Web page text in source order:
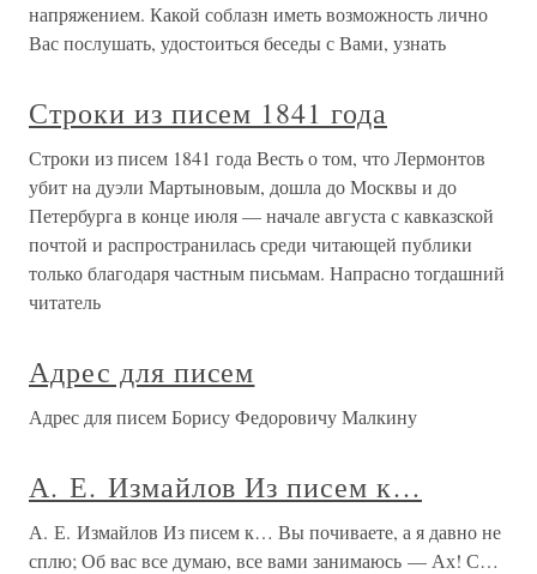
напряжением. Какой соблазн иметь возможность лично
Вас послушать, удостоиться беседы с Вами, узнать
Строки из писем 1841 года
Строки из писем 1841 года Весть о том, что Лермонтов
убит на дуэли Мартыновым, дошла до Москвы и до
Петербурга в конце июля — начале августа с кавказской
почтой и распространилась среди читающей публики
только благодаря частным письмам. Напрасно тогдашний
читатель
Адрес для писем
Адрес для писем Борису Федоровичу Малкину
А. Е. Измайлов Из писем к…
А. Е. Измайлов Из писем к… Вы почиваете, а я давно не
сплю; Об вас все думаю, все вами занимаюсь — Ах! С…